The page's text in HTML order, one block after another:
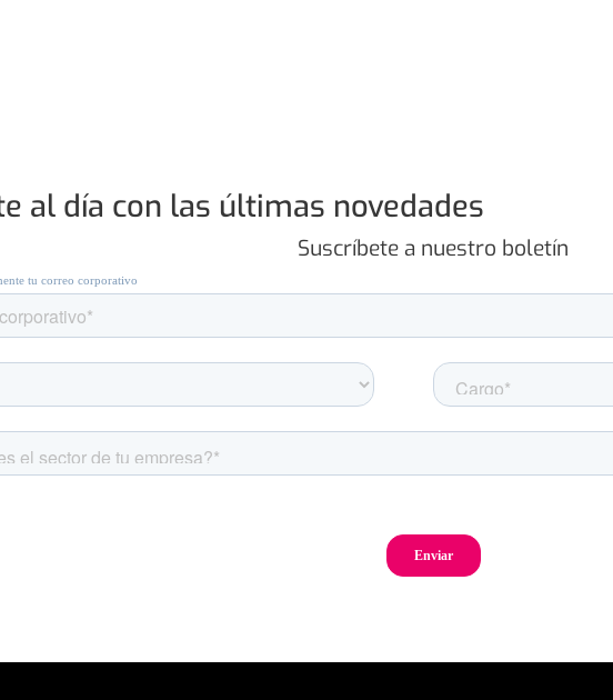
al día con las últimas novedades
Suscríbete a nuestro boletín